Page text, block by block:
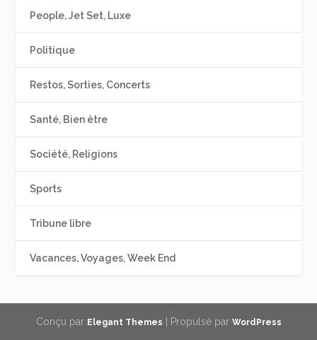
People, Jet Set, Luxe
Politique
Restos, Sorties, Concerts
Santé, Bien être
Société, Religions
Sports
Tribune libre
Vacances, Voyages, Week End
Conçu par Elegant Themes | Propulsé par WordPress